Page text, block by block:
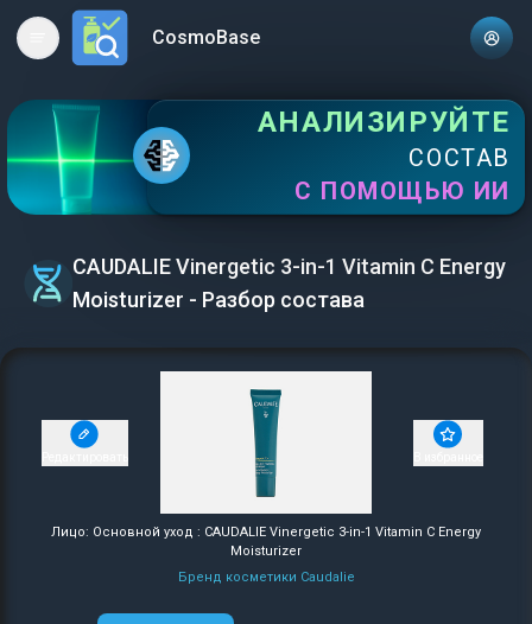
Open main menuCosmoBase
АНАЛИЗИРУЙТЕ
СОСТАВ
С ПОМОЩЬЮ ИИ
CAUDALIE Vinergetic 3-in-1 Vitamin C Energy
Moisturizer - Разбор состава
Лицо: Основной уход : CAUDALIE Vinergetic 3-in-1 Vitamin C Energy
Moisturizer
Бренд косметики Caudalie